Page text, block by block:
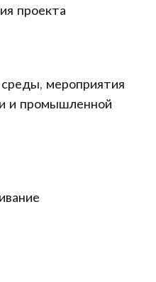
проекта
мероприятия
и промышленной